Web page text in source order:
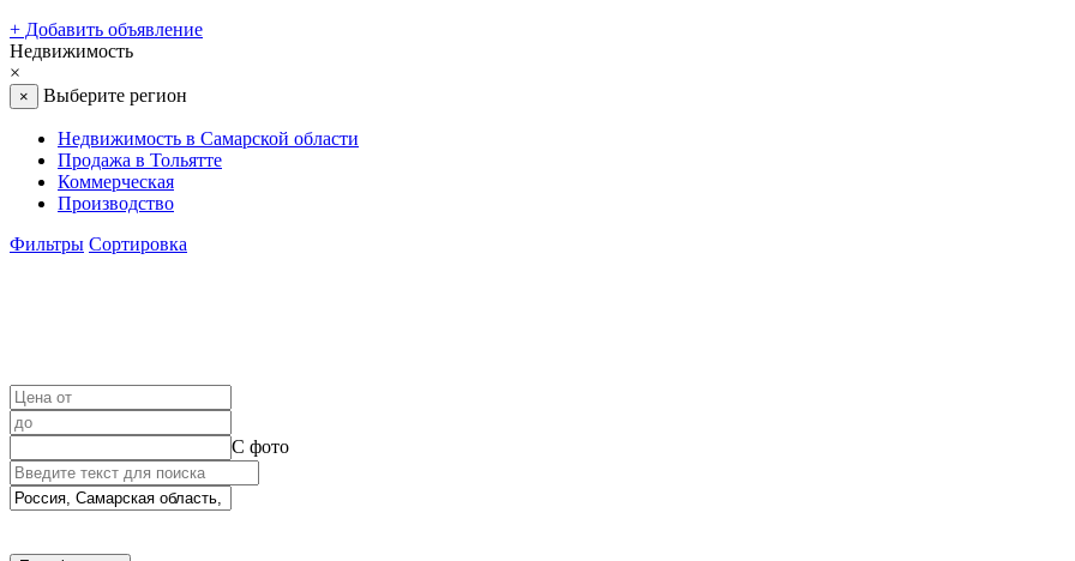
+ Добавить объявление
Недвижимость
×
× Выберите регион
Недвижимость в Самарской области
Продажа в Тольятте
Коммерческая
Производство
Фильтры Сортировка
С фото